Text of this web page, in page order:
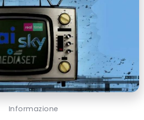
Informazione